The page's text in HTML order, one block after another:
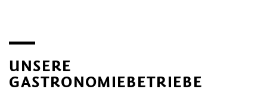
UNSERE
GASTRONOMIEBETRIEBE